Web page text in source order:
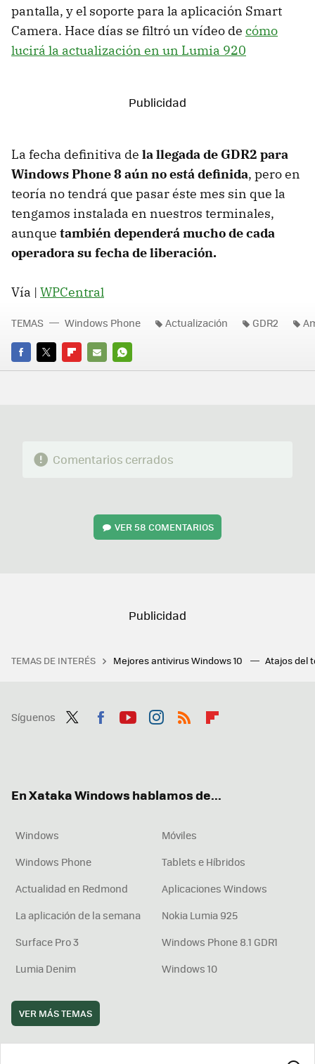
pantalla, y el soporte para la aplicación Smart
Camera. Hace días se filtró un vídeo de cómo
lucirá la actualización en un Lumia 920
La fecha definitiva de la llegada de GDR2 para
Windows Phone 8 aún no está definida, pero en
teoría no tendrá que pasar éste mes sin que la
tengamos instalada en nuestros terminales,
aunque también dependerá mucho de cada
operadora su fecha de liberación.
Vía | WPCentral
FACEBOOK
TWITTERFLIPBOARD
E-
WHATSAPP
TEMAS Windows Phone Actualización GDR2
Comentarios cerrados
VER58 COMENTARIOS
TEMAS DE INTERÉS Mejores antivirus Windows 10 Atajos del
Síguenos
En Xataka Windows hablamos de...
Windows
Móviles
Windows Phone
Tablets e Híbridos
Actualidad en Redmond
Aplicaciones Windows
La aplicación de la semana
Nokia Lumia 925
Surface Pro 3
Windows Phone 8.1 GDR1
Lumia Denim
Windows 10
VER MÁS TEMAS